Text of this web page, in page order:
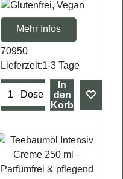
Mehr Infos
70950
Lieferzeit:1-3 Tage
Dose
In
den
Korb